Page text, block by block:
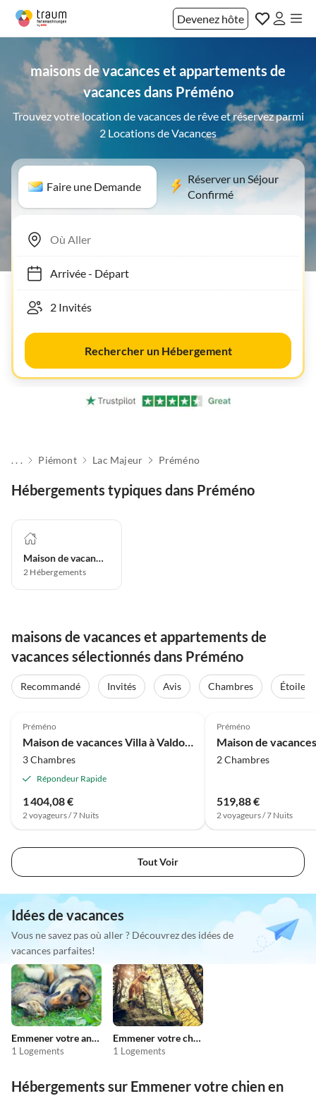
Devenez hôte
maisons de vacances et appartements de
vacances dans Préméno
Trouvez votre location de vacances de rêve et réservez parmi
2 Locations de Vacances
Faire une Demande
Réserver un Séjour
Confirmé
Arrivée- Départ
Rechercher un Hébergement
. . . Piémont Lac Majeur Préméno
Hébergements typiques dans Préméno
Maison de vacances
2 Hébergements
maisons de vacances et appartements de
vacances sélectionnés dans Préméno
Recommandé Invités Avis Chambres
Étoiles
Préméno
3 Chambres
Répondeur Rapide
1 404,08 €
2 voyageurs / 7 Nuits
Préméno
2 Chambres
519,88 €
2 voyageurs / 7 Nuits
Tout Voir
Idées de vacances
Vous ne savez pas où aller ? Découvrez des idées de
vacances parfaites!
Emmener votre animal en vacances
1 Logements
Emmener votre chien en vacances
1 Logements
Hébergements sur Emmener votre chien en